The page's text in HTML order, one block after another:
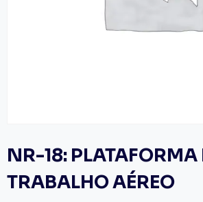
NR-18: PLATAFORMA
TRABALHO AÉREO